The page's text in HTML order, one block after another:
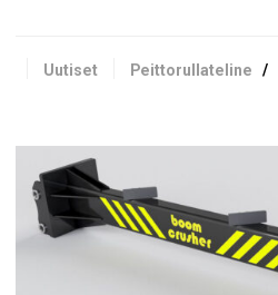
Uutiset Peittorullateline /